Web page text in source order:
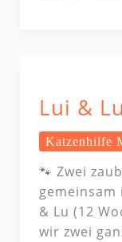
Lui & Lu
Katzenhilfe
🐾 Zwei
gemeinsam
& Lu (12
wir zwei
Lu